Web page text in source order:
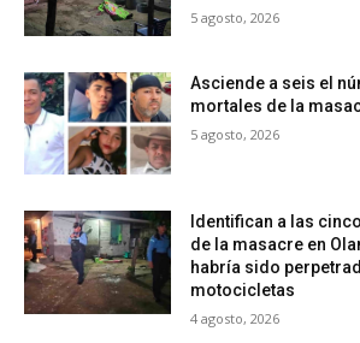
5 agosto, 2026
Asciende a seis el
mortales de la
5 agosto, 2026
Identifican a las
de la masacre en
habría sido
motocicletas
4 agosto, 2026